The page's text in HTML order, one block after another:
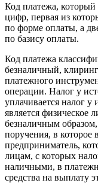
Код платежа, который
цифр, первая из
по форме оплаты, а
по базису оплаты.
Код платежа
безналичный,
платежного
операции. Налог у
уплачивается налог у
является физическое
безналичным
поручения, в
предприниматель,
лицам, с которых
наличными, в
средства на выплату